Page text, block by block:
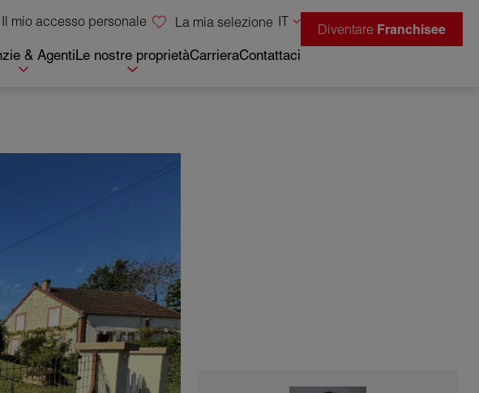
Il mio accesso personale La mia selezione IT
& AgentiLe nostre proprietàCarrieraContattaci
Diventare Franchisee